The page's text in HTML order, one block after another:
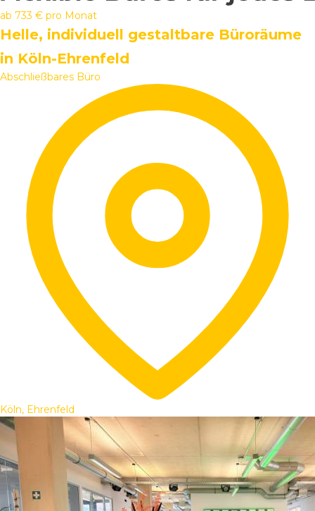
ab 733 € pro Monat
Helle, individuell gestaltbare Büroräume
in Köln-Ehrenfeld
Abschließbares Büro
Köln, Ehrenfeld